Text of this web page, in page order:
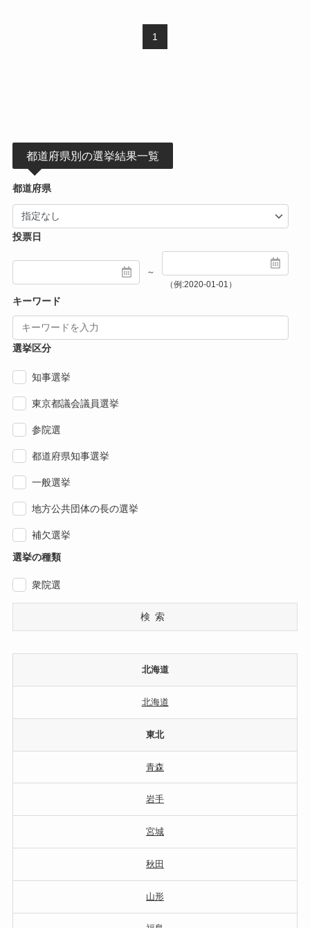
1
都道府県別の選挙結果一覧
都道府県
投票日
～
（例:2020-01-01）
キーワード
選挙区分
知事選挙
東京都議会議員選挙
参院選
都道府県知事選挙
一般選挙
地方公共団体の長の選挙
補欠選挙
選挙の種類
衆院選
検索
北海道
北海道
東北
青森
岩手
宮城
秋田
山形